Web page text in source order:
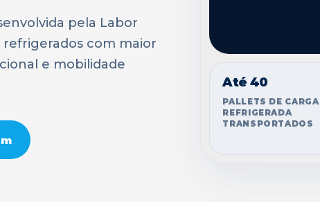
pela Labor
com maior
e mobilidade
Até 40
PALLETS DE CARGA
REFRIGERADA
TRANSPORTADOS